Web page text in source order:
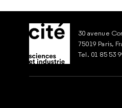
30 avenue
75019 Paris,
Tel. 01 85 53